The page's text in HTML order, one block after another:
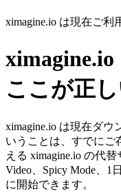
ximagine.io は現在ご利
ここが正し
ximagine.io は現在ダウ
いうことは、すでにご
える ximagine.io の代
Video、Spicy Mode、1
に開始できます。